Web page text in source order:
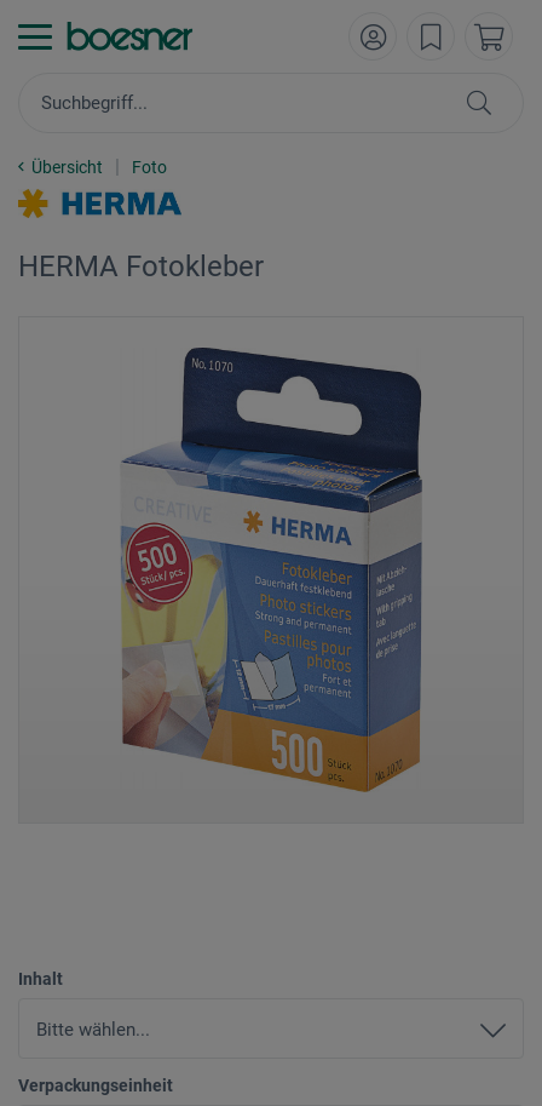
Übersicht Foto
HERMA Fotokleber
Inhalt
Verpackungseinheit